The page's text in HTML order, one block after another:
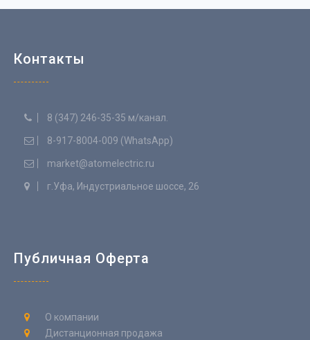
Контакты
8 (347) 246-35-35 м/канал.
8-917-8004-009 (WhatsApp)
market@atomelectric.ru
г.Уфа, Индустриальное шоссе, 26
Публичная Оферта
О компании
Дистанционная продажа